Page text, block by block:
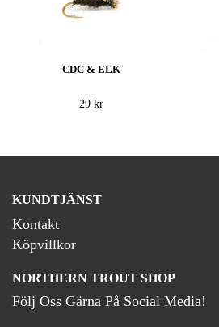
CDC & ELK
29 kr
KUNDTJÄNST
Kontakt
Köpvillkor
NORTHERN TROUT SHOP
Följ Oss Gärna På Social Media!